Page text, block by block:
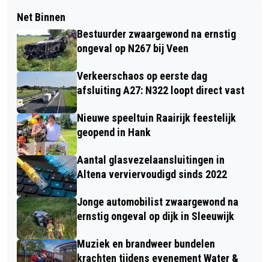
Net Binnen
Bestuurder zwaargewond na ernstig
ongeval op N267 bij Veen
Verkeerschaos op eerste dag
afsluiting A27: N322 loopt direct vast
Nieuwe speeltuin Raairijk feestelijk
geopend in Hank
Aantal glasvezelaansluitingen in
Altena verviervoudigd sinds 2022
Jonge automobilist zwaargewond na
ernstig ongeval op dijk in Sleeuwijk
Muziek en brandweer bundelen
krachten tijdens evenement Water &